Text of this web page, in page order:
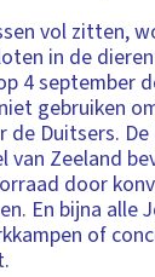
vol zitten,
in de
4 september
gebruiken
Duitsers. De
van Zeeland
door
En bijna alle
of